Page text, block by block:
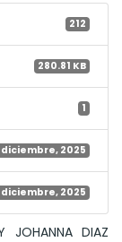
212
280.81 KB
1
diciembre, 2025
diciembre, 2025
DIAZ